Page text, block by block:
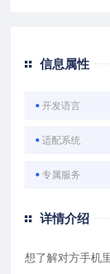
信息属性
开发语言
适配系统
专属服务
详情介绍
想了解对方手机